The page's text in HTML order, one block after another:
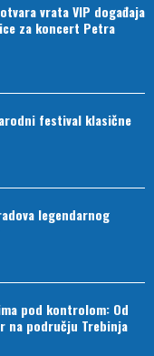
vrata VIP događaja
za koncert Petra
festival klasične
legendarnog
pod kontrolom: Od
na području Trebinja